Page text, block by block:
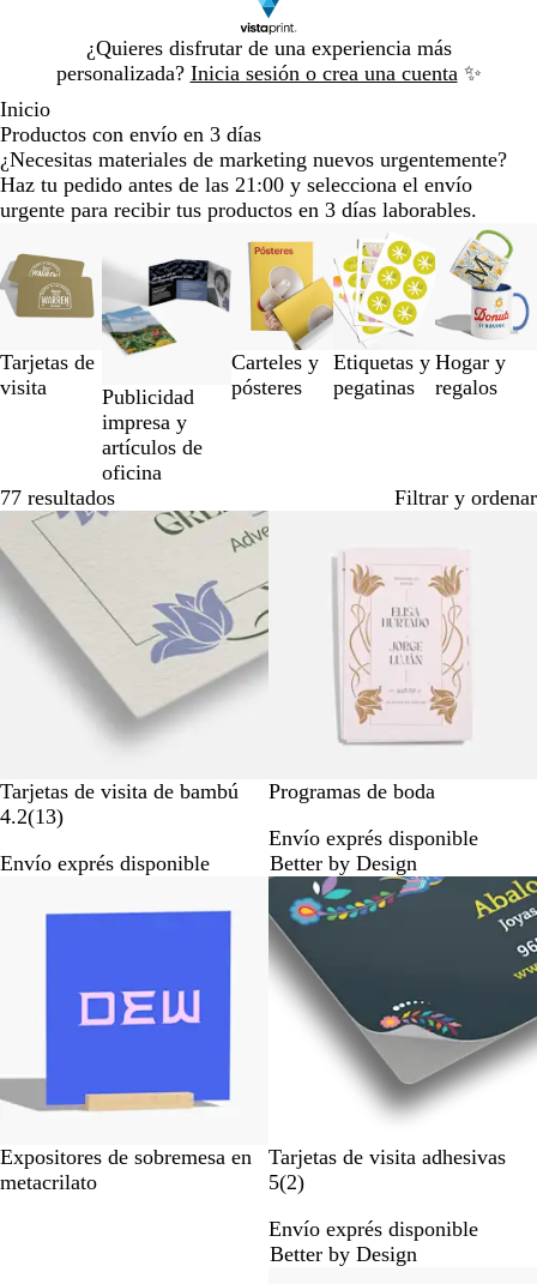
¿Quieres disfrutar de una experiencia más
personalizada? Inicia sesión o crea una cuenta ✨
1
Inicio
Productos con envío en 3 días
¿Necesitas materiales de marketing nuevos urgentemente?
Haz tu pedido antes de las 21:00 y selecciona el envío
urgente para recibir tus productos en 3 días laborables.
Tarjetas de
visita
Publicidad
impresa y
artículos de
oficina
Carteles y
pósteres
Etiquetas y
pegatinas
Hogar y
regalos
de
la
la
3
de
5
77 resultados Filtrar y ordenar
Tarjetas de visita de bambú
4.2(131
r
s
)
Envío exprés disponible
Programas de boda
Envío exprés disponible
Better by Design
Expositores de sobremesa en
metacrilato
Tarjetas de visita adhesivas
5(22
e
s
)
Envío exprés disponible
Better by Design